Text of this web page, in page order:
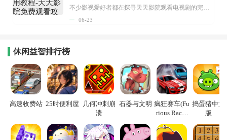
不少影视爱好者都在探寻天天影院观看电视剧的完整方法，结合最新平台使用规则，本篇新手入门攻略全面讲解观看渠道、检索流程、播放设置以及画面模式调整等实用内容。全文适配手机、电脑等主流设备，步骤简洁易懂，无论是初次使用的新手，还是想要优化观影体验的用户，都能参照内容快速上手，熟练掌握平台各项操作技巧，轻松畅享影视内容。...
06-23
休闲益智排行榜
高速收费站 25时便利屋
几何冲刺崩
溃
石器与文明 疯狂赛车(Fu
rious Racin
捣蛋猪中文
版